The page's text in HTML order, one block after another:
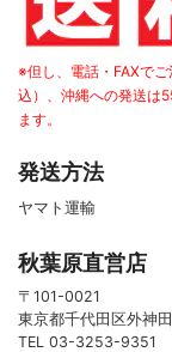
※但し、電話・FAXで
込）、沖縄への発送は
ます。
発送方法
ヤマト運輸
秋葉原直営店
〒101-0021
東京都千代田区外神
TEL 03-3253-9351